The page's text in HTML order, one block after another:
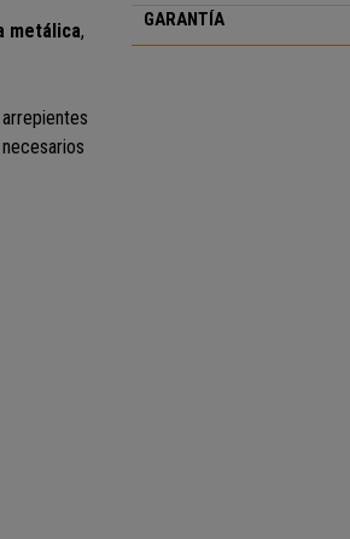
metálica,
GARANTÍA